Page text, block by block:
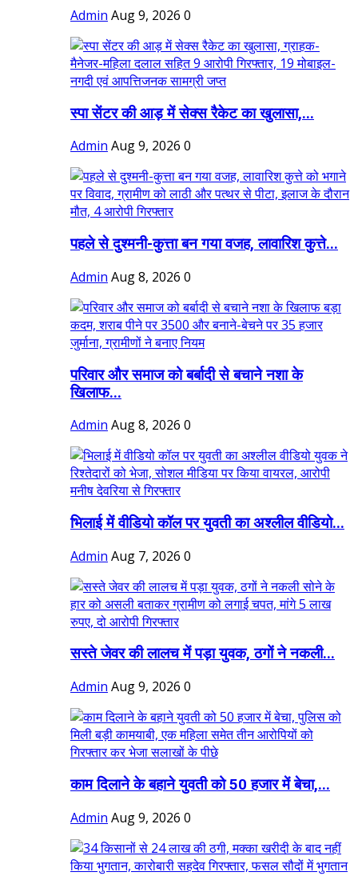
Admin Aug 9, 2026 0
स्पा सेंटर की आड़ में सेक्स रैकेट का खुलासा,...
Admin Aug 9, 2026 0
पहले से दुश्मनी-कुत्ता बन गया वजह, लावारिश कुत्ते...
Admin Aug 8, 2026 0
परिवार और समाज को बर्बादी से बचाने नशा के
खिलाफ...
Admin Aug 8, 2026 0
भिलाई में वीडियो कॉल पर युवती का अश्लील वीडियो...
Admin Aug 7, 2026 0
सस्ते जेवर की लालच में पड़ा युवक, ठगों ने नकली...
Admin Aug 9, 2026 0
काम दिलाने के बहाने युवती को 50 हजार में बेचा,...
Admin Aug 9, 2026 0